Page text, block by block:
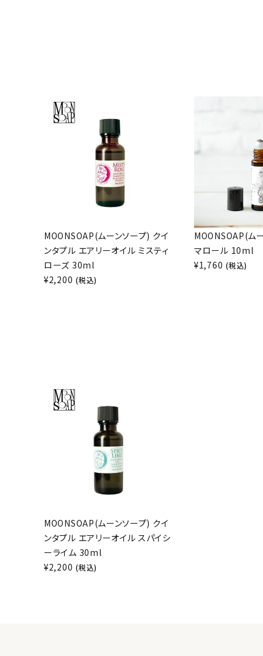
MOONSOAP(ムーンソープ) クイ
ンタプル エアリーオイル ミスティ
ローズ 30ml
¥2,200 (税込)
MOONSOAP(ム
マロール 10ml
¥1,760 (税込)
MOONSOAP(ムーンソープ) クイ
ンタプル エアリーオイル スパイシ
ーライム 30ml
¥2,200 (税込)